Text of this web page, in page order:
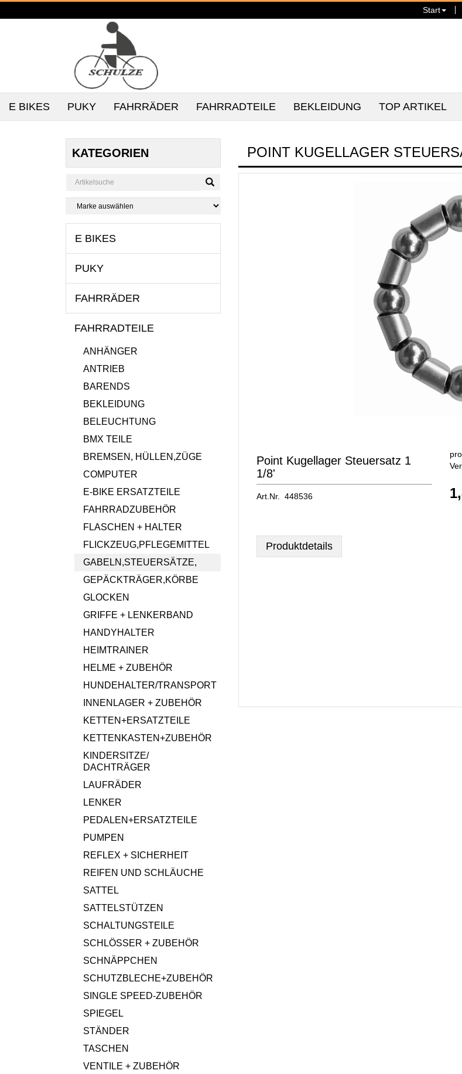
Start
E BIKES PUKY FAHRRÄDER FAHRRADTEILE BEKLEIDUNG TOP ARTIKEL
KATEGORIEN
E BIKES
PUKY
FAHRRÄDER
FAHRRADTEILE
ANHÄNGER
ANTRIEB
BARENDS
BEKLEIDUNG
BELEUCHTUNG
BMX TEILE
BREMSEN, HÜLLEN,ZÜGE
COMPUTER
E-BIKE ERSATZTEILE
FAHRRADZUBEHÖR
FLASCHEN + HALTER
FLICKZEUG,PFLEGEMITTEL
GABELN,STEUERSÄTZE,
GEPÄCKTRÄGER,KÖRBE
GLOCKEN
GRIFFE + LENKERBAND
HANDYHALTER
HEIMTRAINER
HELME + ZUBEHÖR
HUNDEHALTER/TRANSPORT
INNENLAGER + ZUBEHÖR
KETTEN+ERSATZTEILE
KETTENKASTEN+ZUBEHÖR
KINDERSITZE/
DACHTRÄGER
LAUFRÄDER
LENKER
PEDALEN+ERSATZTEILE
PUMPEN
REFLEX + SICHERHEIT
REIFEN UND SCHLÄUCHE
SATTEL
SATTELSTÜTZEN
SCHALTUNGSTEILE
SCHLÖSSER + ZUBEHÖR
SCHNÄPPCHEN
SCHUTZBLECHE+ZUBEHÖR
SINGLE SPEED-ZUBEHÖR
SPIEGEL
STÄNDER
TASCHEN
VENTILE + ZUBEHÖR
POINT KUGELLAGER
Point Kugellager Steuersatz 1
1/8'
Art.Nr. 448536
Produktdetails